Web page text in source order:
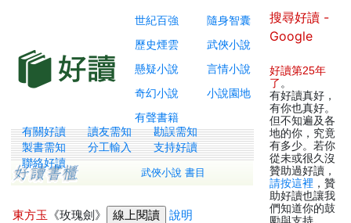
世紀百強
隨身智囊
歷史煙雲
武俠小說
懸疑小說
言情小說
奇幻小說
小說園地
有聲書籍
有關好讀 讀友需知
勘誤需知
製書需知
分工輸入
支持好讀
聯絡好讀
武俠小說 書目
東方玉 《玫瑰劍》 說明
搜尋好讀 -
Google
好讀第25年
了 。
有好讀真好，
有你也真好。
但不知遍及各
地的你，究竟
有多少。若你
從未或很久沒
贊助過好讀，
請按這裡 ，贊
助好讀也讓我
們知道你的鼓